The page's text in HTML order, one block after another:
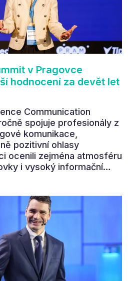
v Pragovce
hodnocení za devět let
Communication
spojuje profesionály z
komunikace,
pozitivní ohlasy
ocenili zejména atmosféru
i vysoký informační
„Příjemná konference,
prostory, Daniel Stach
Tak shrnul
jeden z 330 účastníků ve
potvrdila, co bylo slyšet i
v Pragovce – že ročník s
dopadu“ se skutečně